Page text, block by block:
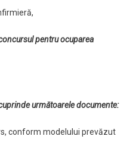
pentru ocuparea
următoarele documente:
conform modelului prevăzut